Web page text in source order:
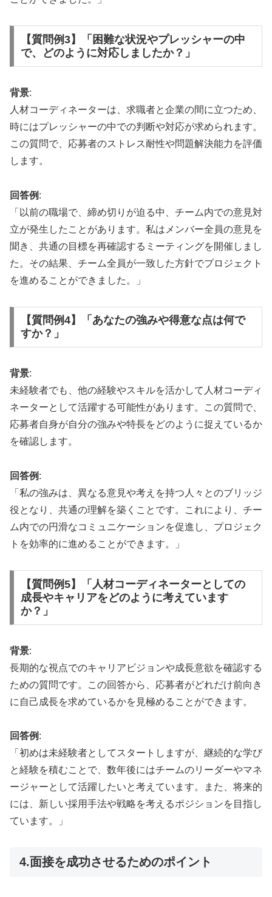
【質問例3】「困難な状況やプレッシャーの中
で、どのように対応しましたか？」
背景:
人材コーディネーターは、求職者と企業の間に立つため、
時にはプレッシャーの中での判断や対応が求められます。
この質問で、応募者のストレス耐性や問題解決能力を評価
します。
回答例 :
「以前の職場で、締め切りが迫る中、チーム内での意見対
立が発生したことがあります。私はメンバー全員の意見を
聞き、共通の目標を再確認するミーティングを開催しまし
た。その結果、チーム全員が一致した方針でプロジェクト
を進めることができました。」
【質問例4】「あなたの強みや得意な点は何で
すか？」
背景:
未経験者でも、他の経験やスキルを活かして人材コーディ
ネーターとして活躍する可能性があります。この質問で、
応募者自身が自分の強みや特長をどのように捉えているか
を確認します。
回答例 :
「私の強みは、異なる意見や考えを持つ人々とのブリッジ
役となり、共通の理解を築くことです。これにより、チー
ム内での円滑なコミュニケーションを促進し、プロジェク
トを効率的に進めることができます。」
【質問例5】「人材コーディネーターとしての
成長やキャリアをどのように考えています
か？」
背景:
長期的な視点でのキャリアビジョンや成長意欲を確認する
ための質問です。この回答から、応募者がどれだけ前向き
に自己成長を求めているかを見極めることができます。
回答例 :
「初めは未経験者としてスタートしますが、継続的な学び
と経験を積むことで、数年後にはチームのリーダーやマネ
ージャーとして活躍したいと考えています。また、将来的
には、新しい採用手法や戦略を考えるポジションを目指し
ています。」
4.面接を成功させるためのポイント